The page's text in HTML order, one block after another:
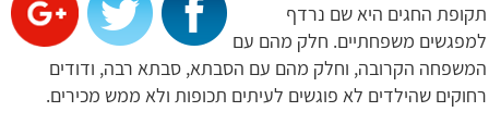
תקופת החגים היא שם נרדף
למפגשים משפחתיים. חלק מהם עם
המשפחה הקרובה, וחלק מהם עם הסבתא, סבתא רבה, ודודים
רחוקים שהילדים לא פוגשים לעיתים תכופות ולא ממש מכירים.